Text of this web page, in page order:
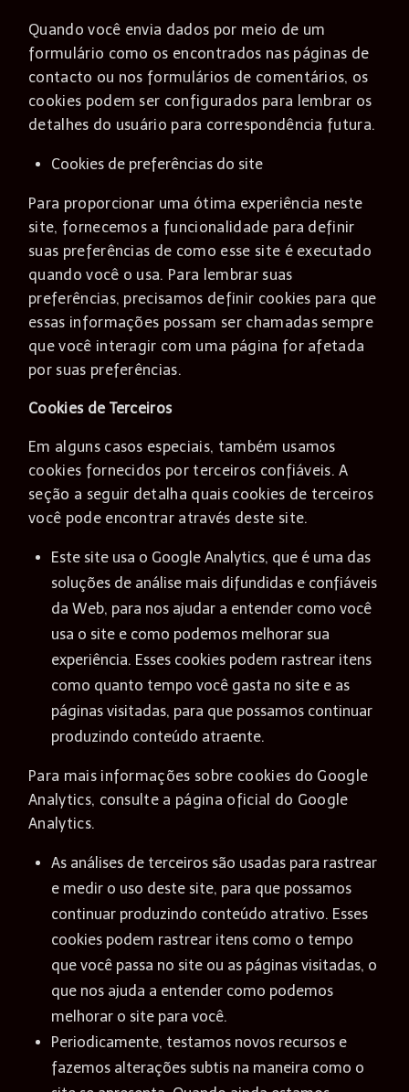
Quando você envia dados por meio de um
formulário como os encontrados nas páginas de
contacto ou nos formulários de comentários, os
cookies podem ser configurados para lembrar os
detalhes do usuário para correspondência futura.
Cookies de preferências do site
Para proporcionar uma ótima experiência neste
site, fornecemos a funcionalidade para definir
suas preferências de como esse site é executado
quando você o usa. Para lembrar suas
preferências, precisamos definir cookies para que
essas informações possam ser chamadas sempre
que você interagir com uma página for afetada
por suas preferências.
Cookies de Terceiros
Em alguns casos especiais, também usamos
cookies fornecidos por terceiros confiáveis. A
seção a seguir detalha quais cookies de terceiros
você pode encontrar através deste site.
Este site usa o Google Analytics, que é uma das
soluções de análise mais difundidas e confiáveis ​​
da Web, para nos ajudar a entender como você
usa o site e como podemos melhorar sua
experiência. Esses cookies podem rastrear itens
como quanto tempo você gasta no site e as
páginas visitadas, para que possamos continuar
produzindo conteúdo atraente.
Para mais informações sobre cookies do Google
Analytics, consulte a página oficial do Google
Analytics.
As análises de terceiros são usadas para rastrear
e medir o uso deste site, para que possamos
continuar produzindo conteúdo atrativo. Esses
cookies podem rastrear itens como o tempo
que você passa no site ou as páginas visitadas, o
que nos ajuda a entender como podemos
melhorar o site para você.
Periodicamente, testamos novos recursos e
fazemos alterações subtis na maneira como o